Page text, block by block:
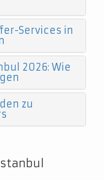
Services in
2026: Wie
zu